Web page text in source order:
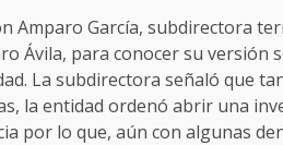
Amparo García, subdirectora
Ávila, para conocer su versión
La subdirectora señaló que
la entidad ordenó abrir una
por lo que, aún con algunas